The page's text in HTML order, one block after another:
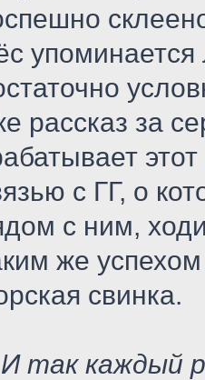
рассказ за
с ГГ, о
с ним,
же
свинка.
И так каждый